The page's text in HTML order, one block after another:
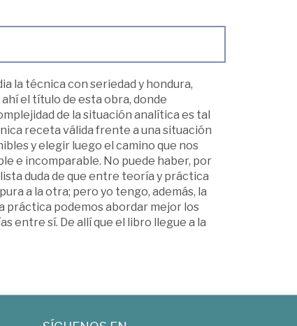
la técnica con seriedad y hondura,
el título de esta obra, donde
de la situación analítica es tal
receta válida frente a una situación
y elegir luego el camino que nos
e incomparable. No puede haber, por
duda de que entre teoría y práctica
a la otra; pero yo tengo, además, la
práctica podemos abordar mejor los
entre sí. De allí que el libro llegue a la